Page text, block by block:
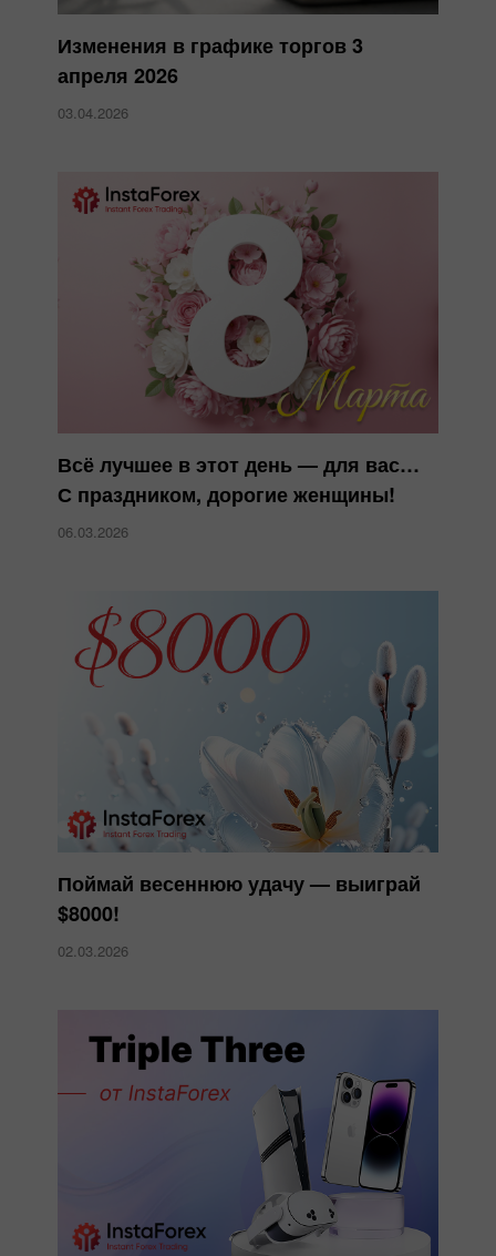
Изменения в графике торгов 3
апреля 2026
03.04.2026
Всё лучшее в этот день — для вас…
С праздником, дорогие женщины!
06.03.2026
Поймай весеннюю удачу — выиграй
$8000!
02.03.2026